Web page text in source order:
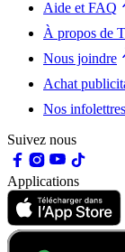
Aide et FAQ
À propos de
Nous joindre
Achat
Nos infolettres
Suivez nous
Applications